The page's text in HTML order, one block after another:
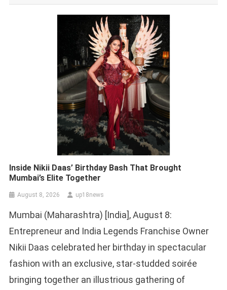
Inside Nikii Daas’ Birthday Bash That Brought
Mumbai’s Elite Together
August 8, 2026 up18news
Mumbai (Maharashtra) [India], August 8:
Entrepreneur and India Legends Franchise Owner
Nikii Daas celebrated her birthday in spectacular
fashion with an exclusive, star-studded soirée
bringing together an illustrious gathering of